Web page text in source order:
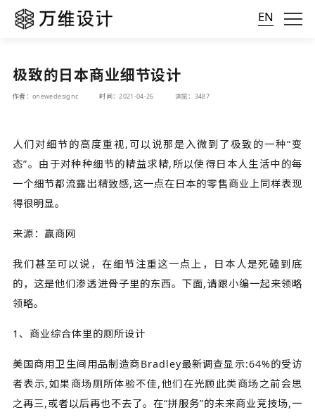
EN
极致的日本商业细节设计
作者：onewedesignc 时间：2021-04-26 浏览：3487
人们对细节的高度重视,可以说那是入微到了极致的一种“变
态”。由于对种种细节的精益求精,所以使得日本人生活中的每
一个细节都流露出精致感,这一点在日本的零售商业上同样表现
得很明显。
来源：赢商网
我们甚至可以说，在细节注重这一点上，日本人是死磕到底
的，这是他们渗透进骨子里的东西。下面,请跟小编一起来领略
领略。
1、商业综合体里的厕所设计
美国商用卫生间用品制造商Bradley最新调查显示:64%的受访
者表示,如果商场厕所体验不佳,他们在光顾此类商场之前会思
之再三,或者以后再也不去了。在“拼服务”的未来商业竞技场,一